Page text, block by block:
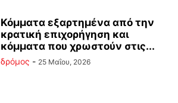
Κόμματα εξαρτημένα από την
κρατική επιχορήγηση και
κόμματα που χρωστούν στις...
δρόμος - 25 Μαΐου, 2026